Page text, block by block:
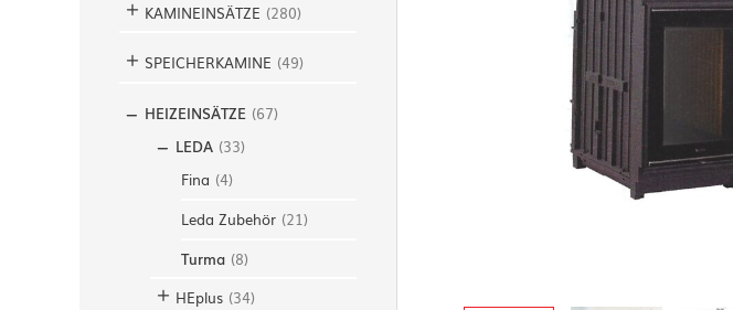
KAMINEINSÄTZE (280)
SPEICHERKAMINE (49)
HEIZEINSÄTZE (67)
LEDA (33)
Fina (4)
Leda Zubehör (21)
Turma (8)
HEplus (34)